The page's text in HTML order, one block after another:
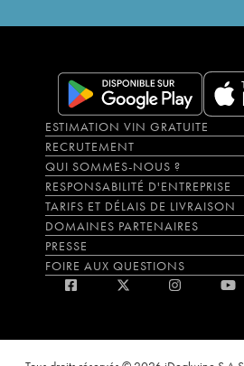
ESTIMATION VIN GRATUITE
RECRUTEMENT
QUI SOMMES-NOUS ?
RESPONSABILITÉ D'ENTREPRISE
TARIFS ET DÉLAIS DE LIVRAISON
DOMAINES PARTENAIRES
PRESSE
FOIRE AUX QUESTIONS